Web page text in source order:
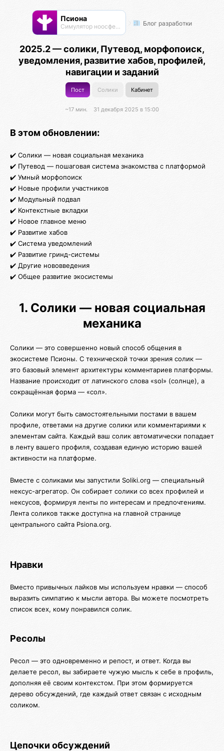
Псиона
Cимулятор ноосферы Блог разработки
2025.2 — солики, Путевод, морфопоиск,
уведомления, развитие хабов, профилей,
навигации и заданий
Пост Солики Кабинет
~17 мин. 31 декабря 2025 в 15:00
В этом обновлении:
✔️ Солики — новая социальная механика
✔️ Путевод — пошаговая система знакомства с платформой
✔️ Умный морфопоиск
✔️ Новые профили участников
✔️ Модульный подвал
✔️ Контекстные вкладки
✔️ Новое главное меню
✔️ Развитие хабов
✔️ Система уведомлений
✔️ Развитие гринд-системы
✔️ Другие нововведения
✔️ Общее развитие экосистемы
1. Солики — новая социальная
механика
Солики — это совершенно новый способ общения в
экосистеме Псионы. С технической точки зрения солик —
это базовый элемент архитектуры комментариев платформы.
Название происходит от латинского слова «sol» (солнце), а
сокращённая форма — «сол».
Солики могут быть самостоятельными постами в вашем
профиле, ответами на другие солики или комментариями к
элементам сайта. Каждый ваш солик автоматически попадает
в ленту вашего профиля, создавая единую историю вашей
активности на платформе.
Вместе с соликами мы запустили Soliki.org — специальный
нексус-агрегатор. Он собирает солики со всех профилей и
нексусов, формируя ленты по интересам и предпочтениям.
Лента соликов также доступна на главной странице
центрального сайта Psiona.org.
Нравки
Вместо привычных лайков мы используем нравки — способ
выразить симпатию к мысли автора. Вы можете посмотреть
список всех, кому понравился солик.
Ресолы
Ресол — это одновременно и репост, и ответ. Когда вы
делаете ресол, вы забираете чужую мысль к себе в профиль,
дополняя её своим контекстом. При этом формируется
дерево обсуждений, где каждый ответ связан с исходным
соликом.
Цепочки обсуждений